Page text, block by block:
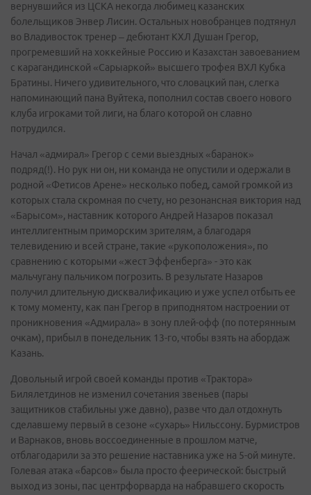
вернувшийся из ЦСКА некогда любимец казанских
болельщиков Энвер Лисин. Остальных новобранцев подтянул
во Владивосток тренер – дебютант КХЛ Душан Грегор,
прогремевший на хоккейные Россию и Казахстан завоеванием
с карагандинской «Сарыаркой» высшего трофея ВХЛ Кубка
Братины. Ничего удивительного, что словацкий пан, слегка
напоминающий пана Вуйтека, пополнил состав своего нового
клуба игроками той лиги, на благо которой он славно
потрудился.
Начал «адмирал» Грегор с семи выездных «баранок»
подряд(!). Но рук ни он, ни команда не опустили и одержали в
родной «Фетисов Арене» несколько побед, самой громкой из
которых стала скромная по счету, но резонансная виктория над
«Барысом», наставник которого Андрей Назаров показал
интеллигентным приморским зрителям, а благодаря
телевидению и всей стране, такие «рукоположения», по
сравнению с которыми «жест Эффенберга» - это как
мальчугану пальчиком погрозить. В результате Назаров
получил длительную дисквалификацию и уже успел отбыть ее
к тому моменту, как пан Грегор в приподнятом настроении от
проникновения «Адмирала» в зону плей-офф (по потерянным
очкам), прибыл в понедельник 13-го, чтобы взять на абордаж
Казань.
Довольный игрой своей команды против «Трактора»
Билялетдинов не изменил сочетания звеньев (пары
защитников стабильны уже давно), разве что дал отдохнуть
сделавшему первый в сезоне «сухарь» Нильссону. Бурмистров
и Варнаков, вновь воссоединенные в прошлом матче,
отблагодарили за это решение наставника уже на 5-ой минуте.
Голевая атака «барсов» была просто феерической: быстрый
выход из зоны, пас центрфорварда на набравшего скорость